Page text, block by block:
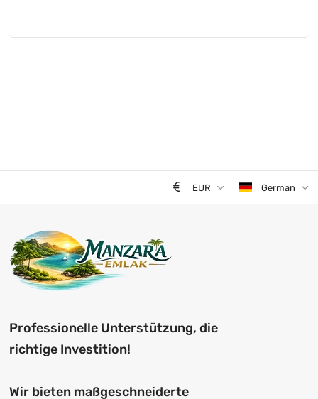
EUR German
Professionelle Unterstützung, die
richtige Investition!
Wir bieten maßgeschneiderte